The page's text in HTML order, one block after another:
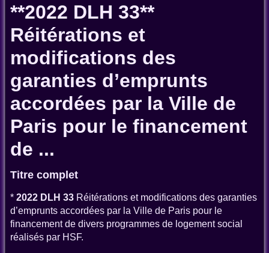
**2022 DLH 33**
Réitérations et
modifications des
garanties d’emprunts
accordées par la Ville de
Paris pour le financement
de ...
Titre complet
* 2022 DLH 33 Réitérations et modifications des garanties
d’emprunts accordées par la Ville de Paris pour le
financement de divers programmes de logement social
réalisés par HSF.